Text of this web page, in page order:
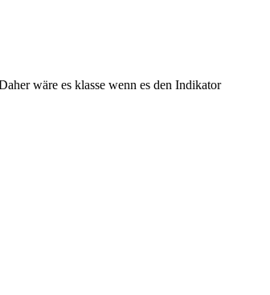
wäre es klasse wenn es den Indikator